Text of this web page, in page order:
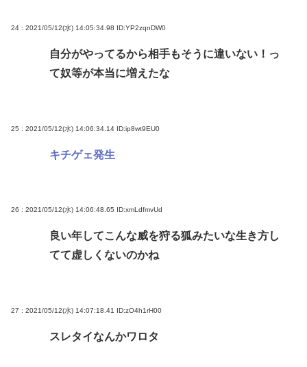
24 : 2021/05/12(水) 14:05:34.98 ID:YP2zqnDW0
自分がやってるから相手もそうに違いない！っ
て奴等が本当に増えたな
25 : 2021/05/12(水) 14:06:34.14 ID:ip8wt9EU0
キチゲェ発生
26 : 2021/05/12(水) 14:06:48.65 ID:xmLdfmvUd
良い年してこんな威を狩る狐みたいな生き方し
てて虚しくないのかね
27 : 2021/05/12(水) 14:07:18.41 ID:zO4h1rH00
スレタイなんかワロタ